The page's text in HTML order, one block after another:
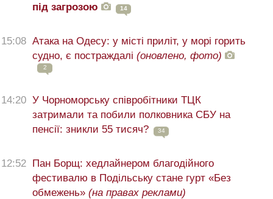
під загрозою
14
15:08 Атака на Одесу: у місті приліт, у морі горить
судно, є постраждалі (оновлено, фото)
2
14:20 У Чорноморську співробітники ТЦК
затримали та побили полковника СБУ на
пенсії: зникли 55 тисяч?
34
12:52 Пан Борщ: хедлайнером благодійного
фестивалю в Подільську стане гурт «Без
обмежень» (на правах реклами)